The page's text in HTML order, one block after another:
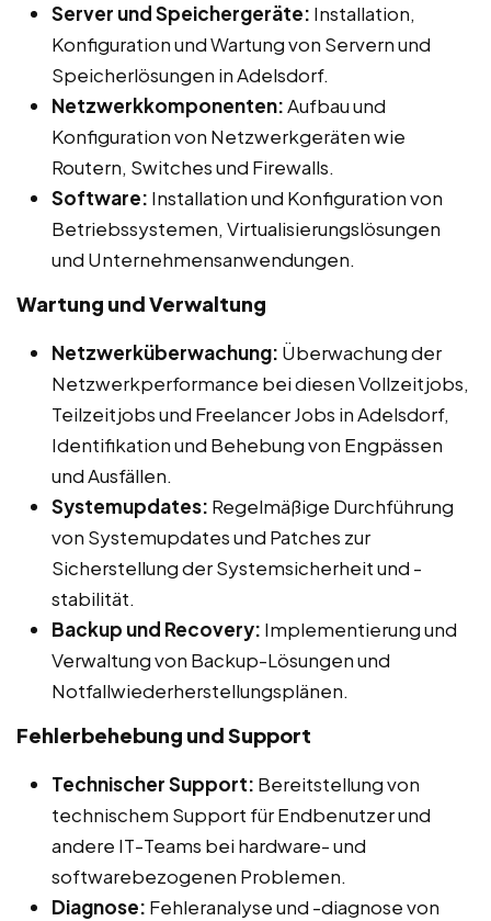
Server und Speichergeräte: Installation,
Konfiguration und Wartung von Servern und
Speicherlösungen in Adelsdorf.
Netzwerkkomponenten:Aufbau und
Konfiguration von Netzwerkgeräten wie
Routern, Switches und Firewalls.
Software: Installation und Konfiguration von
Betriebssystemen, Virtualisierungslösungen
und Unternehmensanwendungen.
Wartung und Verwaltung
Netzwerküberwachung: Überwachung der
Netzwerkperformance bei diesen Vollzeitjobs,
Teilzeitjobs und Freelancer Jobs in Adelsdorf,
Identifikation und Behebung von Engpässen
und Ausfällen.
Systemupdates: Regelmäßige Durchführung
von Systemupdates und Patches zur
Sicherstellung der Systemsicherheit und -
stabilität.
Backup und Recovery: Implementierung und
Verwaltung von Backup-Lösungen und
Notfallwiederherstellungsplänen.
Fehlerbehebung und Support
Technischer Support: Bereitstellung von
technischem Support für Endbenutzer und
andere IT-Teams bei hardware- und
softwarebezogenen Problemen.
Diagnose: Fehleranalyse und -diagnose von